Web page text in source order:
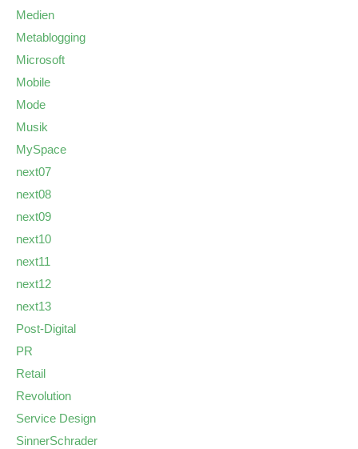
Medien
Metablogging
Microsoft
Mobile
Mode
Musik
MySpace
next07
next08
next09
next10
next11
next12
next13
Post-Digital
PR
Retail
Revolution
Service Design
SinnerSchrader